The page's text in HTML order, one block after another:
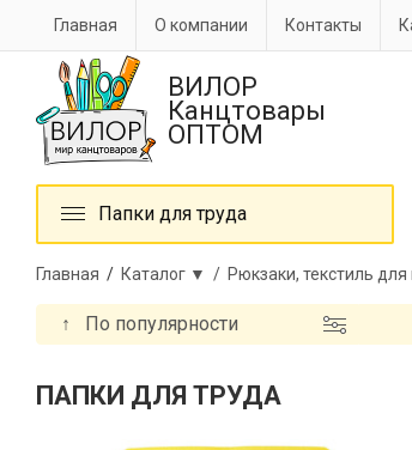
Главная О компании Контакты
ВИЛОР
Канцтовары
ОПТОМ
Папки для труда
Главная / Каталог ▼ / Рюкзаки, текстиль
↑ По популярности
ПАПКИ ДЛЯ ТРУДА